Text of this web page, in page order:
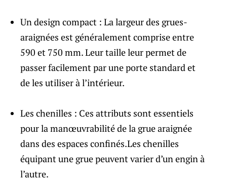
Un design compact : La largeur des grues-
araignées est généralement comprise entre
590 et 750 mm. Leur taille leur permet de
passer facilement par une porte standard et
de les utiliser à l’intérieur.
Les chenilles : Ces attributs sont essentiels
pour la manœuvrabilité de la grue araignée
dans des espaces confinés.Les chenilles
équipant une grue peuvent varier d’un engin à
l’autre.